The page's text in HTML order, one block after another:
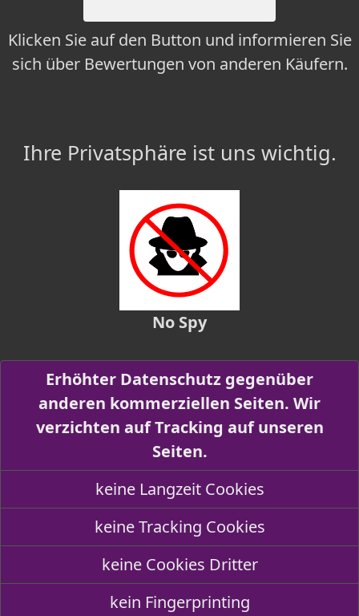
Klicken Sie auf den Button und informieren Sie
sich über Bewertungen von anderen Käufern.
Ihre Privatsphäre ist uns wichtig.
No Spy
Erhöhter Datenschutz gegenüber
anderen kommerziellen Seiten. Wir
verzichten auf Tracking auf unseren
Seiten.
keine Langzeit Cookies
keine Tracking Cookies
keine Cookies Dritter
kein Fingerprinting